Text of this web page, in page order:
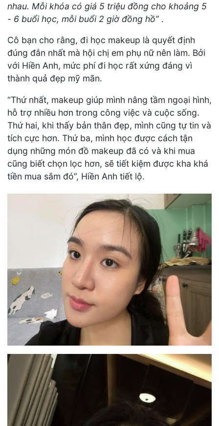
nhau. Mỗi khóa có giá 5 triệu đồng cho khoảng 5
- 6 buổi học, mỗi buổi 2 giờ đồng hồ” .
Cô bạn cho rằng, đi học makeup là quyết định
đúng đắn nhất mà hội chị em phụ nữ nên làm. Bởi
với Hiền Anh, mức phí đi học rất xứng đáng vì
thành quả đẹp mỹ mãn.
“Thứ nhất, makeup giúp mình nâng tầm ngoại hình,
hỗ trợ nhiều hơn trong công việc và cuộc sống.
Thứ hai, khi thấy bản thân đẹp, mình cũng tự tin và
tích cực hơn. Thứ ba, mình học được cách tận
dụng những món đồ makeup đã có và khi mua
cũng biết chọn lọc hơn, sẽ tiết kiệm được kha khá
tiền mua sắm đó”, Hiền Anh tiết lộ.